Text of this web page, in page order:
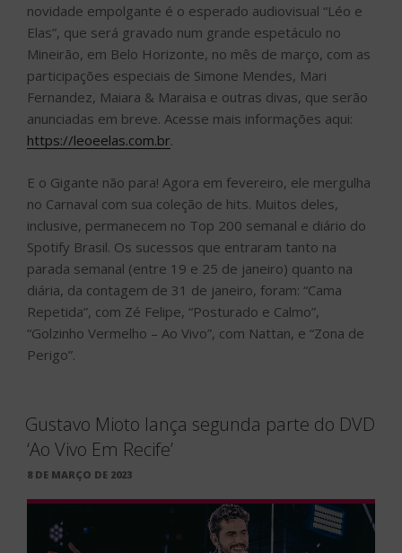
novidade empolgante é o esperado audiovisual “Léo e
Elas”, que será gravado num grande espetáculo no
Mineirão, em Belo Horizonte, no mês de março, com as
participações especiais de Simone Mendes, Mari
Fernandez, Maiara & Maraisa e outras divas, que serão
anunciadas em breve. Acesse mais informações aqui:
https://leoeelas.com.br.
E o Gigante não para! Agora em fevereiro, ele mergulha
no Carnaval com sua coleção de hits. Muitos deles,
inclusive, permanecem no Top 200 semanal e diário do
Spotify Brasil. Os sucessos que entraram tanto na
parada semanal (entre 19 e 25 de janeiro) quanto na
diária, da contagem de 31 de janeiro, foram: “Cama
Repetida”, com Zé Felipe, “Posturado e Calmo”,
“Golzinho Vermelho – Ao Vivo”, com Nattan, e “Zona de
Perigo”.
Gustavo Mioto lança segunda parte do DVD
‘Ao Vivo Em Recife’
PUBLICADO
8 DE MARÇO DE 2023